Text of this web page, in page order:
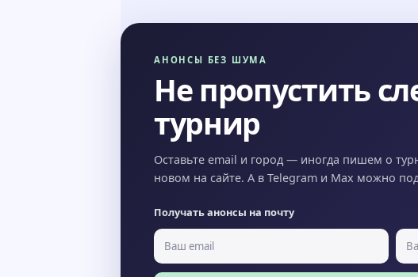
АНОНСЫ БЕЗ ШУМА
Не пропустить
турнир
Оставьте email и город — иногда пишем о
новом на сайте. А в Telegram и Max можно
Получать анонсы на почту